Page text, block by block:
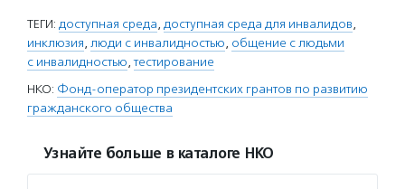
ТЕГИ: доступная среда, доступная среда для инвалидов,
инклюзия, люди с инвалидностью, общение с людьми
с инвалидностью,тестирование
НКО: Фонд-оператор президентских грантов по развитию
гражданского общества
Узнайте больше в каталоге НКО